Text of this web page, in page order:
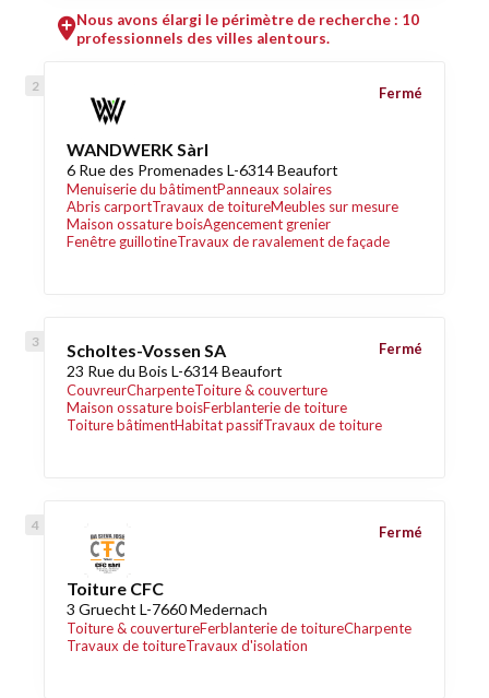
Nous avons élargi le périmètre de recherche : 10
professionnels des villes alentours.
WANDWERK Sàrl
6 Rue des Promenades L-6314 Beaufort
Menuiserie du bâtimentPanneaux solaires
Abris carportTravaux de toitureMeubles sur mesure
Maison ossature boisAgencement grenier
Fenêtre guillotineTravaux de ravalement de façade
Fermé
Scholtes-Vossen SA
23 Rue du Bois L-6314 Beaufort
CouvreurCharpenteToiture & couverture
Maison ossature boisFerblanterie de toiture
Toiture bâtimentHabitat passifTravaux de toiture
Fermé
Toiture CFC
3 Gruecht L-7660 Medernach
Toiture & couvertureFerblanterie de toitureCharpente
Travaux de toitureTravaux d'isolation
Fermé